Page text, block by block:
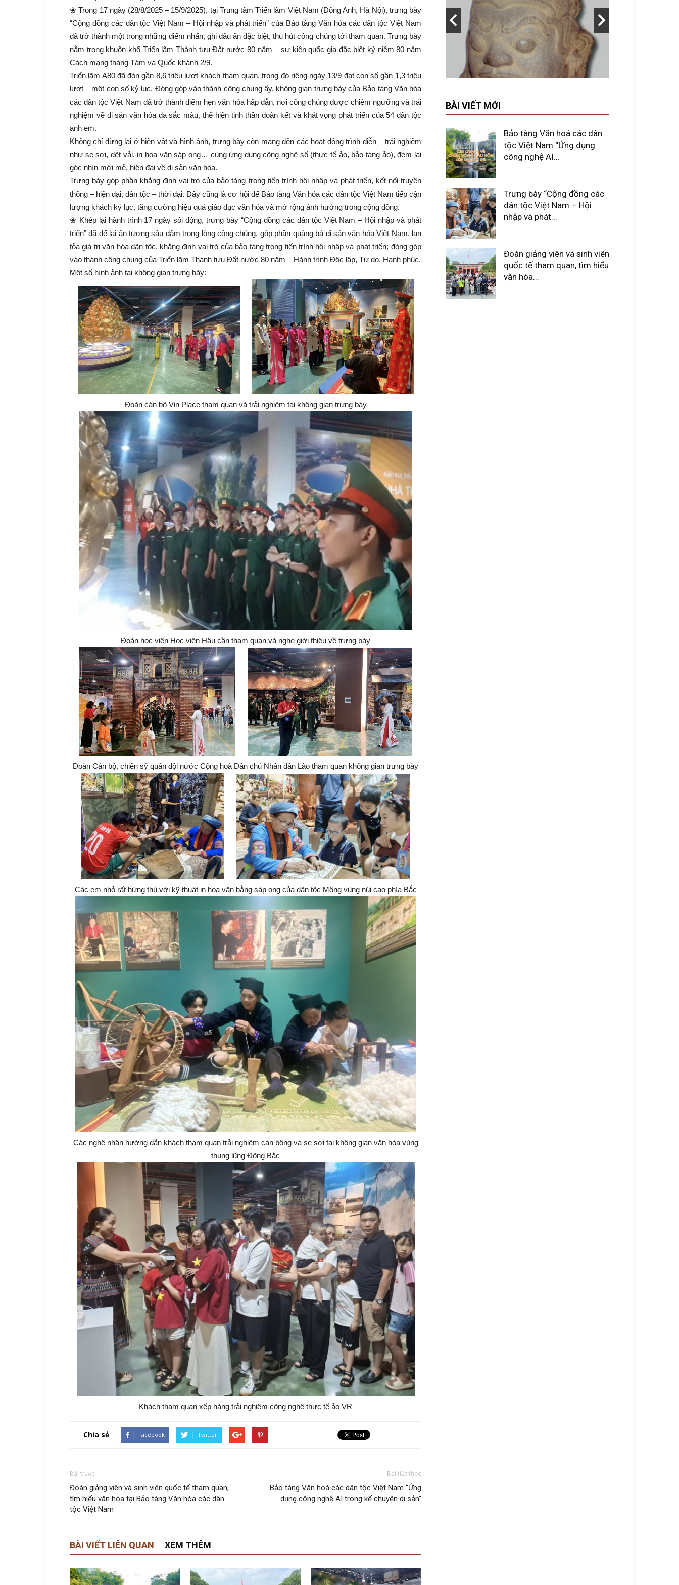
❀ Trong 17 ngày (28/8/2025 – 15/9/2025), tại Trung tâm Triển lãm Việt Nam (Đông Anh, Hà Nội), trưng bày
“Cộng đồng các dân tộc Việt Nam – Hội nhập và phát triển” của Bảo tàng Văn hóa các dân tộc Việt Nam
đã trở thành một trong những điểm nhấn, ghi dấu ấn đặc biệt, thu hút công chúng tới tham quan. Trưng bày
nằm trong khuôn khổ Triển lãm Thành tựu Đất nước 80 năm – sự kiện quốc gia đặc biệt kỷ niệm 80 năm
Cách mạng tháng Tám và Quốc khánh 2/9.
Triển lãm A80 đã đón gần 8,6 triệu lượt khách tham quan, trong đó riêng ngày 13/9 đạt con số gần 1,3 triệu
lượt – một con số kỷ lục. Đóng góp vào thành công chung ấy, không gian trưng bày của Bảo tàng Văn hóa
các dân tộc Việt Nam đã trở thành điểm hẹn văn hóa hấp dẫn, nơi công chúng được chiêm ngưỡng và trải
nghiệm về di sản văn hóa đa sắc màu, thể hiện tinh thần đoàn kết và khát vọng phát triển của 54 dân tộc
anh em.
Không chỉ dừng lại ở hiện vật và hình ảnh, trưng bày còn mang đến các hoạt động trình diễn – trải nghiệm
như se sợi, dệt vải, in hoa văn sáp ong… cùng ứng dụng công nghệ số (thực tế ảo, bảo tàng ảo), đem lại
góc nhìn mới mẻ, hiện đại về di sản văn hóa.
Trưng bày góp phần khẳng định vai trò của bảo tàng trong tiến trình hội nhập và phát triển, kết nối truyền
thống – hiện đại, dân tộc – thời đại. Đây cũng là cơ hội để Bảo tàng Văn hóa các dân tộc Việt Nam tiếp cận
lượng khách kỷ lục, tăng cường hiệu quả giáo dục văn hóa và mở rộng ảnh hưởng trong cộng đồng.
❀ Khép lại hành trình 17 ngày sôi động, trưng bày “Cộng đồng các dân tộc Việt Nam – Hội nhập và phát
triển” đã để lại ấn tượng sâu đậm trong lòng công chúng, góp phần quảng bá di sản văn hóa Việt Nam, lan
tỏa giá trị văn hóa dân tộc, khẳng định vai trò của bảo tàng trong tiến trình hội nhập và phát triển; đóng góp
vào thành công chung của Triển lãm Thành tựu Đất nước 80 năm – Hành trình Độc lập, Tự do, Hạnh phúc.
Một số hình ảnh tại không gian trưng bày:
Đoàn cán bộ Vin Place tham quan và trải nghiệm tại không gian trưng bày
Đoàn học viên Học viện Hậu cần tham quan và nghe giới thiệu về trưng bày
Đoàn Cán bộ, chiến sỹ quân đội nước Cộng hoà Dân chủ Nhân dân Lào tham quan không gian trưng bày
Các em nhỏ rất hứng thú với kỹ thuật in hoa văn bằng sáp ong của dân tộc Mông vùng núi cao phía Bắc
Các nghệ nhân hướng dẫn khách tham quan trải nghiệm cán bông và se sợi tại không gian văn hóa vùng
thung lũng Đông Bắc
Khách tham quan xếp hàng trải nghiệm công nghệ thực tế ảo VR
Chia sẻ Facebook Twitter
Bài trước
Đoàn giảng viên và sinh viên quốc tế tham quan,
tìm hiểu văn hóa tại Bảo tàng Văn hóa các dân
tộc Việt Nam
Bài tiếp theo
Bảo tàng Văn hoá các dân tộc Việt Nam “Ứng
dụng công nghệ AI trong kể chuyện di sản”
BÀI VIẾT LIÊN QUAN XEM THÊM
BÀI VIẾT MỚI
Bảo tàng Văn hoá các dân
tộc Việt Nam “Ứng dụng
công nghệ AI...
Trưng bày “Cộng đồng các
dân tộc Việt Nam – Hội
nhập và phát...
Đoàn giảng viên và sinh viên
quốc tế tham quan, tìm hiểu
văn hóa...